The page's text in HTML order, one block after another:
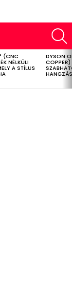
(CNC
NÉLKÜLI
A STÍLUS
DYSON
COPPER)